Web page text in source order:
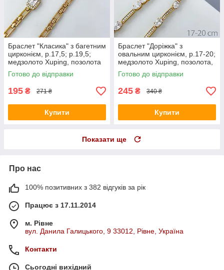
Браслет "Класика" з багетним
цирконієм, р.17,5; р.19,5;
медзолото Xuping, позолота
18К
Готово до відправки
195 ₴ 271 ₴
Купити
Браслет "Доріжка" з
овальним цирконієм, р.17-20;
медзолото Xuping, позолота,
18К
Готово до відправки
245 ₴ 340 ₴
Купити
Показати ще
Про нас
100% позитивних з 382 відгуків за рік
Працює з 17.11.2014
м. Рівне
вул. Данила Галицького, 9 33012, Рівне, Україна
Контакти
Сьогодні вихідний